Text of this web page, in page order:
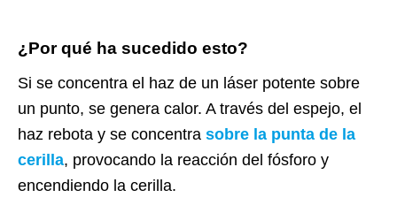
¿Por qué ha sucedido esto?
Si se concentra el haz de un láser potente sobre
un punto, se genera calor. A través del espejo, el
haz rebota y se concentra sobre la punta de la
cerilla, provocando la reacción del fósforo y
encendiendo la cerilla.